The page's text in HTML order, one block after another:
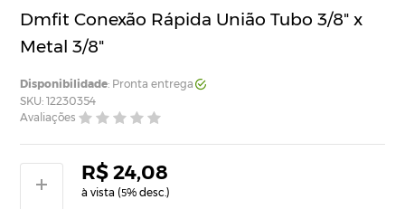
Dmfit Conexão Rápida União Tubo 3/8" x
Metal 3/8"
Disponibilidade: Pronta entrega
SKU: 12230354
Avaliações
R$ 24,08
à vista (5% desc.)